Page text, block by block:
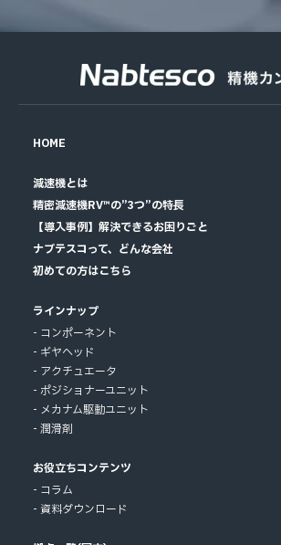
HOME
減速機とは
精密減速機RV™の”3つ”の特長
【導入事例】解決できるお困りごと
ナブテスコって、どんな会社
初めての方はこちら
ラインナップ
コンポーネント
ギヤヘッド
アクチュエータ
ポジショナーユニット
メカナム駆動ユニット
潤滑剤
お役立ちコンテンツ
コラム
資料ダウンロード